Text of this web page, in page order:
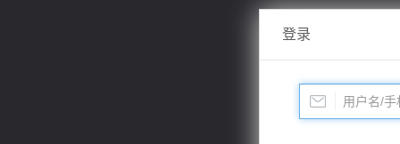
登录